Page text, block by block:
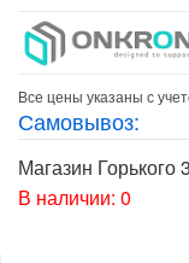
Все цены указаны с
Самовывоз:
Магазин Горького
В наличии: 0